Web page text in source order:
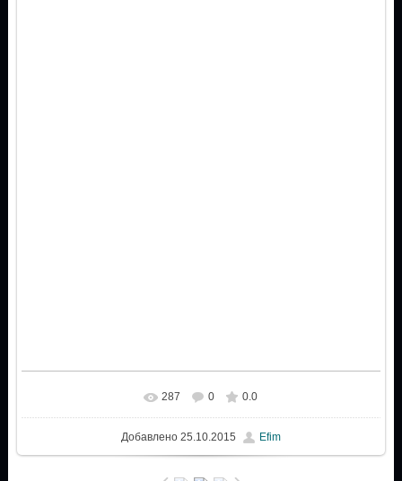
287 0 0.0
Добавлено25.10.2015 Efim